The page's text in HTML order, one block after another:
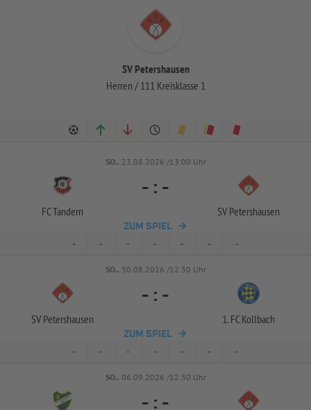
SV Petershausen
Herren / 111 Kreisklasse 1
SO.. 23.08.2026 /13:00 Uhr
FC Tandern
- : -
SV Petershausen
ZUM SPIEL
- - - - - - -
SO.. 30.08.2026 /12:30 Uhr
SV Petershausen
- : -
1. FC Kollbach
ZUM SPIEL
- - - - - - -
SO.. 06.09.2026 /12:30 Uhr
- : -